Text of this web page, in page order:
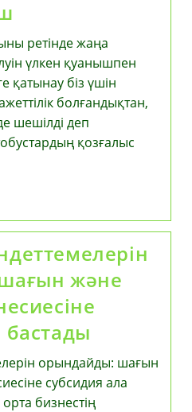
ретінде жаңа
үлкен қуанышпен
қатынау біз үшін
болғандықтан,
шешілді деп
қозғалыс
және
бастады
орындайды: шағын
субсидия ала
бизнестің